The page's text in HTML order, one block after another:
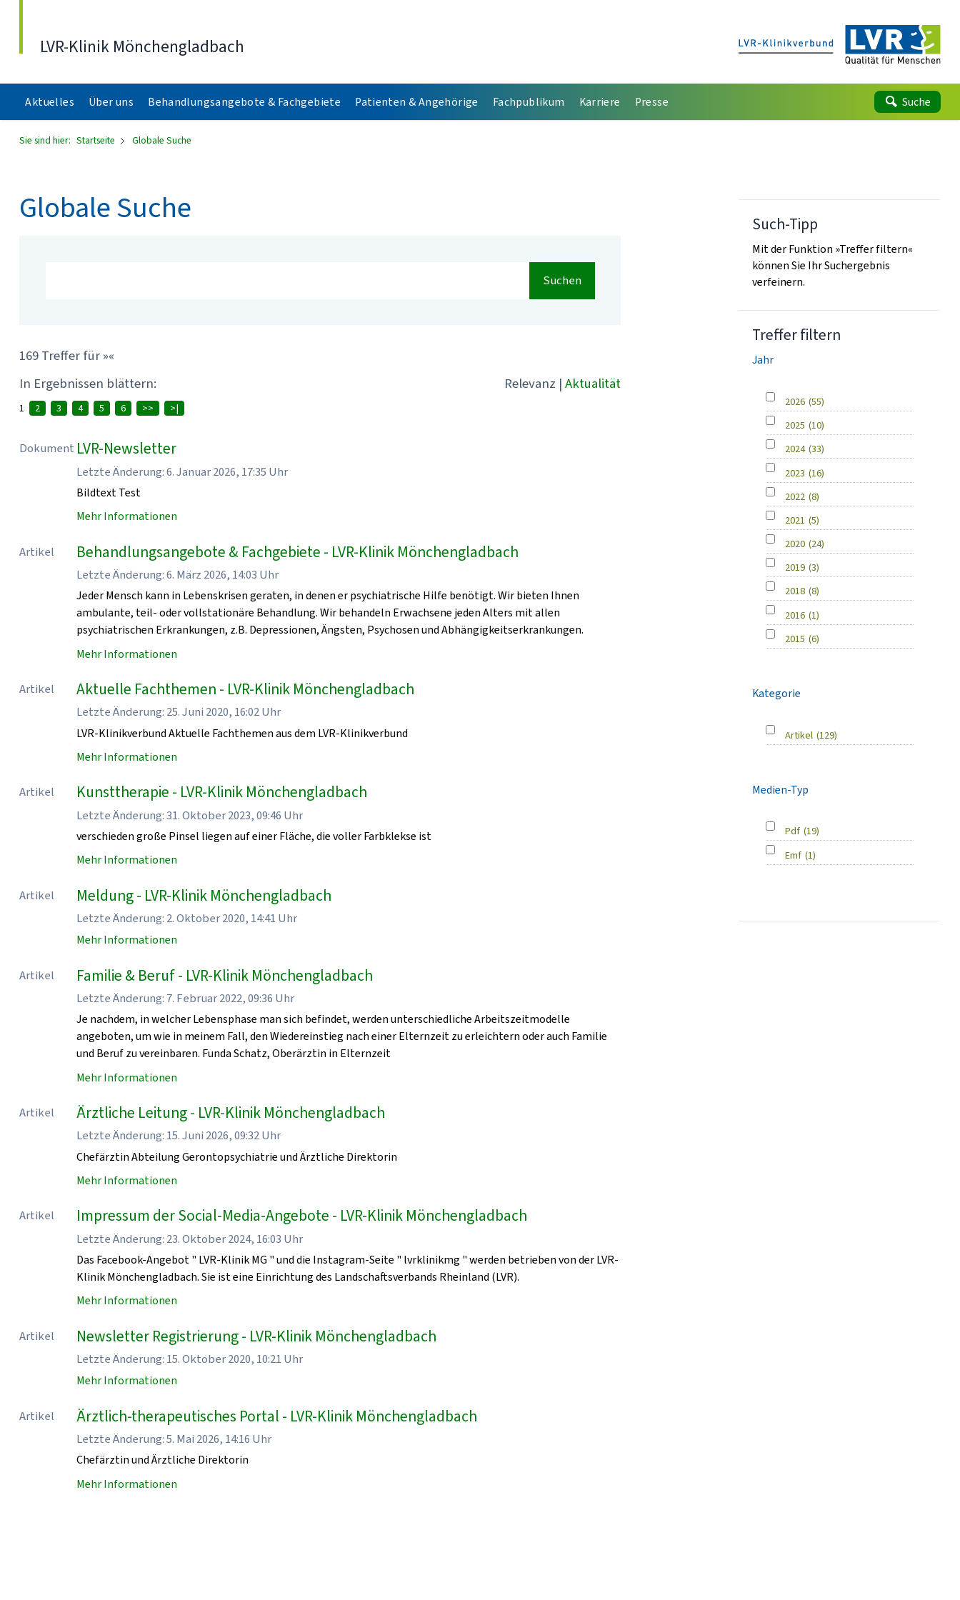
LVR-Klinik Mönchengladbach
Aktuelles Über uns Behandlungsangebote & Fachgebiete Patienten & Angehörige Fachpublikum Karriere Presse Suche
Sie sind hier: Startseite Globale Suche
Globale Suche
Suchen
169 Treffer für »«
In Ergebnissen blättern:
Relevanz | Aktualität
1 2 3 4 5 6 >> >|
Dokument LVR-Newsletter
Letzte Änderung: 6. Januar 2026, 17:35 Uhr
Bildtext Test
Mehr Informationen
Artikel Behandlungsangebote & Fachgebiete - LVR-Klinik Mönchengladbach
Letzte Änderung: 6. März 2026, 14:03 Uhr
Jeder Mensch kann in Lebenskrisen geraten, in denen er psychiatrische Hilfe benötigt. Wir bieten Ihnen
ambulante, teil- oder vollstationäre Behandlung. Wir behandeln Erwachsene jeden Alters mit allen
psychiatrischen Erkrankungen, z.B. Depressionen, Ängsten, Psychosen und Abhängigkeitserkrankungen.
Mehr Informationen
Artikel Aktuelle Fachthemen - LVR-Klinik Mönchengladbach
Letzte Änderung: 25. Juni 2020, 16:02 Uhr
LVR-Klinikverbund Aktuelle Fachthemen aus dem LVR-Klinikverbund
Mehr Informationen
Artikel Kunsttherapie - LVR-Klinik Mönchengladbach
Letzte Änderung: 31. Oktober 2023, 09:46 Uhr
verschieden große Pinsel liegen auf einer Fläche, die voller Farbklekse ist
Mehr Informationen
Artikel Meldung - LVR-Klinik Mönchengladbach
Letzte Änderung: 2. Oktober 2020, 14:41 Uhr
Mehr Informationen
Artikel Familie & Beruf - LVR-Klinik Mönchengladbach
Letzte Änderung: 7. Februar 2022, 09:36 Uhr
Je nachdem, in welcher Lebensphase man sich befindet, werden unterschiedliche Arbeitszeitmodelle
angeboten, um wie in meinem Fall, den Wiedereinstieg nach einer Elternzeit zu erleichtern oder auch Familie
und Beruf zu vereinbaren. Funda Schatz, Oberärztin in Elternzeit
Mehr Informationen
Artikel Ärztliche Leitung - LVR-Klinik Mönchengladbach
Letzte Änderung: 15. Juni 2026, 09:32 Uhr
Chefärztin Abteilung Gerontopsychiatrie und Ärztliche Direktorin
Mehr Informationen
Artikel Impressum der Social-Media-Angebote - LVR-Klinik Mönchengladbach
Letzte Änderung: 23. Oktober 2024, 16:03 Uhr
Das Facebook-Angebot " LVR-Klinik MG " und die Instagram-Seite " lvrklinikmg " werden betrieben von der LVR-
Klinik Mönchengladbach. Sie ist eine Einrichtung des Landschaftsverbands Rheinland (LVR).
Mehr Informationen
Artikel Newsletter Registrierung - LVR-Klinik Mönchengladbach
Letzte Änderung: 15. Oktober 2020, 10:21 Uhr
Mehr Informationen
Artikel Ärztlich-therapeutisches Portal - LVR-Klinik Mönchengladbach
Letzte Änderung: 5. Mai 2026, 14:16 Uhr
Chefärztin und Ärztliche Direktorin
Mehr Informationen
Such-Tipp
Mit der Funktion »Treffer filtern«
können Sie Ihr Suchergebnis
verfeinern.
Treffer filtern
Jahr
2026 (55)
2025 (10)
2024 (33)
2023 (16)
2022 (8)
2021 (5)
2020 (24)
2019 (3)
2018 (8)
2016 (1)
2015 (6)
Kategorie
Artikel (129)
Medien-Typ
Pdf (19)
Emf (1)